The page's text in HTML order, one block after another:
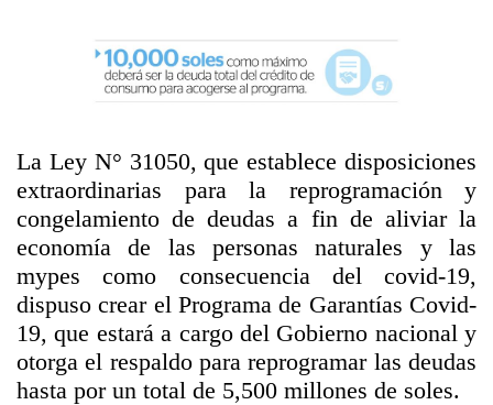
La Ley N° 31050, que establece disposiciones
extraordinarias para la reprogramación y
congelamiento de deudas a fin de aliviar la
economía de las personas naturales y las
mypes como consecuencia del covid-19,
dispuso crear el Programa de Garantías Covid-
19, que estará a cargo del Gobierno nacional y
otorga el respaldo para reprogramar las deudas
hasta por un total de 5,500 millones de soles.